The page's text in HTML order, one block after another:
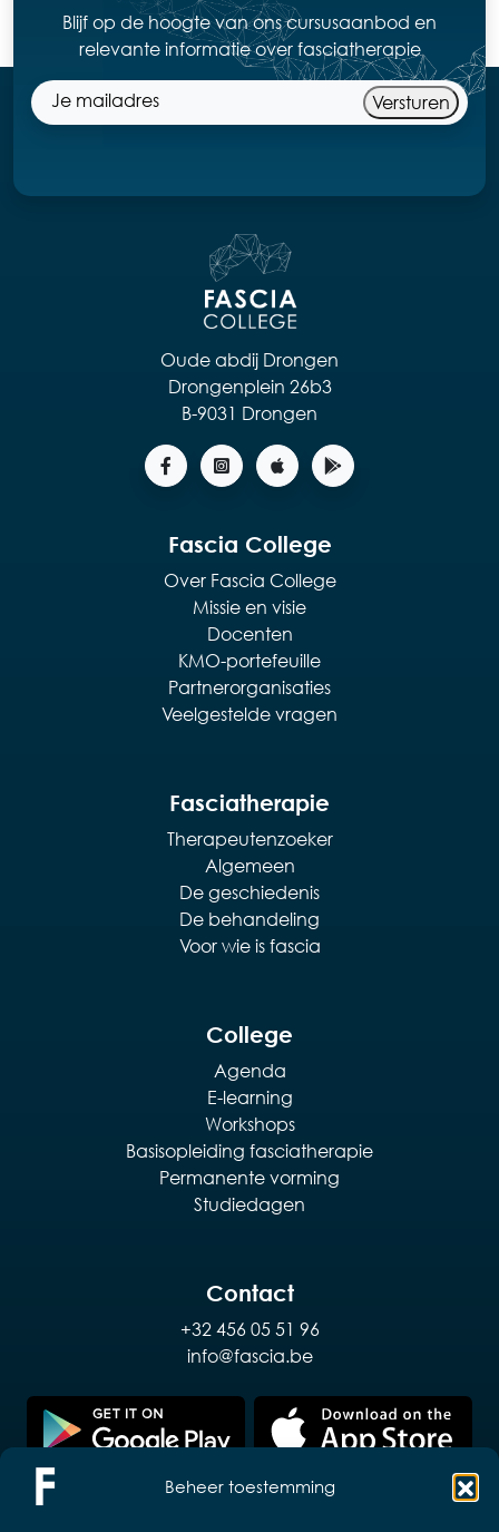
Beheer toestemming
Blijf op de hoogte van ons cursusaanbod en
relevante informatie over fasciatherapie
Versturen
Oude abdij Drongen
Drongenplein 26b3
B-9031 Drongen
Fascia College
Over Fascia College
Missie en visie
Docenten
KMO-portefeuille
Partnerorganisaties
Veelgestelde vragen
Fasciatherapie
Therapeutenzoeker
Algemeen
De geschiedenis
De behandeling
Voor wie is fascia
College
Agenda
E-learning
Workshops
Basisopleiding fasciatherapie
Permanente vorming
Studiedagen
Contact
+32 456 05 51 96
info@fascia.be